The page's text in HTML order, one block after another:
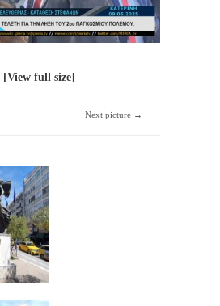
[View full size]
Next picture →